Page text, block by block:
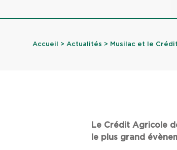
Accueil > Actualités > Musilac et le
Le Crédit Agricole
le plus grand